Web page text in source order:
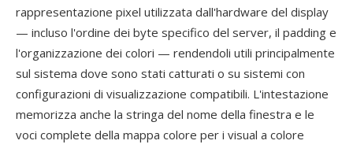
rappresentazione pixel utilizzata dall'hardware del display
— incluso l'ordine dei byte specifico del server, il padding e
l'organizzazione dei colori — rendendoli utili principalmente
sul sistema dove sono stati catturati o su sistemi con
configurazioni di visualizzazione compatibili. L'intestazione
memorizza anche la stringa del nome della finestra e le
voci complete della mappa colore per i visual a colore